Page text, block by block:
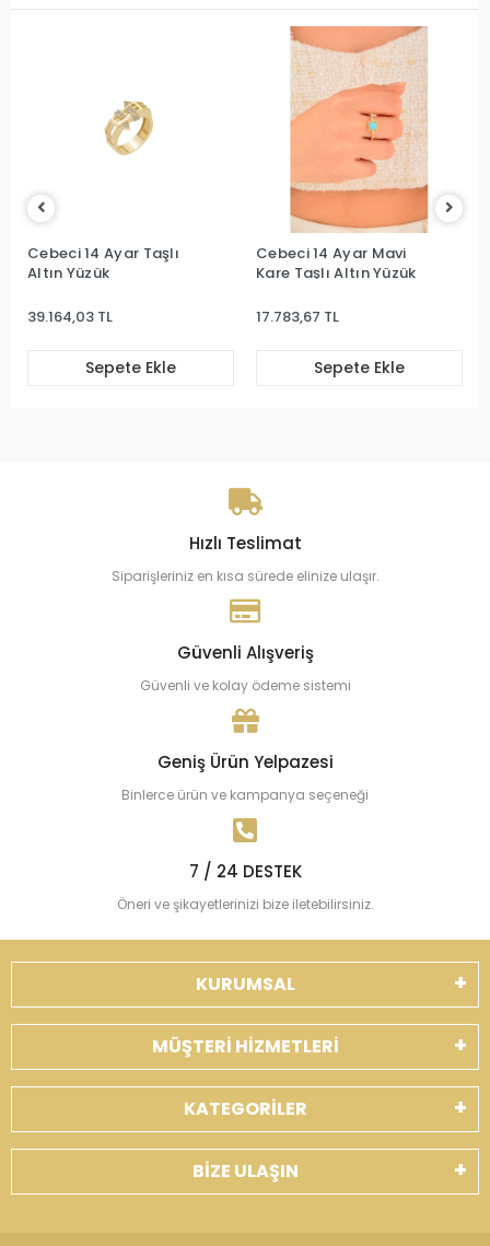
Cebeci 14 Ayar Taşlı
Altın Yüzük
39.164,03 TL
Sepete Ekle
Cebeci 14 Ayar Mavi
Kare Taşlı Altın Yüzük
17.783,67 TL
Sepete Ekle
Hızlı Teslimat
Siparişleriniz en kısa sürede elinize ulaşır.
Güvenli Alışveriş
Güvenli ve kolay ödeme sistemi
Geniş Ürün Yelpazesi
Binlerce ürün ve kampanya seçeneği
7 / 24 DESTEK
Öneri ve şikayetlerinizi bize iletebilirsiniz.
KURUMSAL
MÜŞTERİ HİZMETLERİ
KATEGORİLER
BİZE ULAŞIN